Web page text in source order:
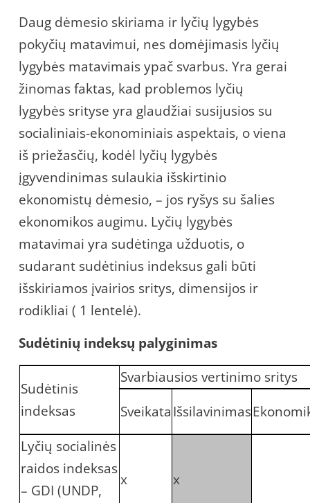
Daug dėmesio skiriama ir lyčių lygybės
pokyčių matavimui, nes domėjimasis lyčių
lygybės matavimais ypač svarbus. Yra gerai
žinomas faktas, kad problemos lyčių
lygybės srityse yra glaudžiai susijusios su
socialiniais-ekonominiais aspektais, o viena
iš priežasčių, kodėl lyčių lygybės
įgyvendinimas sulaukia išskirtinio
ekonomistų dėmesio, – jos ryšys su šalies
ekonomikos augimu. Lyčių lygybės
matavimai yra sudėtinga užduotis, o
sudarant sudėtinius indeksus gali būti
išskiriamos įvairios sritys, dimensijos ir
rodikliai ( 1 lentelė).
Sudėtinių indeksų palyginimas
Sudėtinis
indeksas
Svarbiausios vertinimo sritys
SveikataIšsilavinimas
Lyčių socialinės
raidos indeksas
– GDI (UNDP,
x x